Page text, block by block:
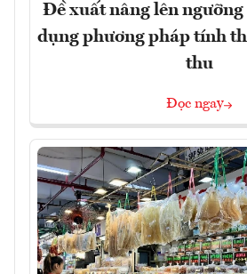
Đề xuất nâng lên ngưỡng
dụng phương pháp tính
thu
Đọc ngay